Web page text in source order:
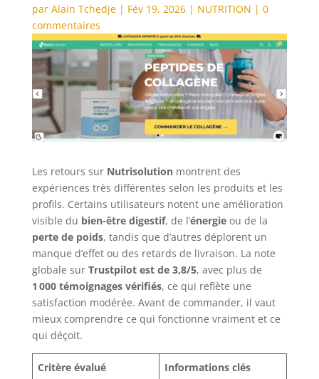
par Alain Tchedje| Fév 19, 2026| NUTRITION | 0
commentaires
Les retours sur Nutrisolutionmontrent des
expériences très différentes selon les produits et les
profils. Certains utilisateurs notent une amélioration
visible du bien-être digestif, de l’énergieou de la
perte de poids, tandis que d’autres déplorent un
manque d’effet ou des retards de livraison. La note
globale sur Trustpilot est de 3,8/5, avec plus de
1 000 témoignages vérifiés, ce qui reflète une
satisfaction modérée. Avant de commander, il vaut
mieux comprendre ce qui fonctionne vraiment et ce
qui déçoit.
Critère évalué Informations clés